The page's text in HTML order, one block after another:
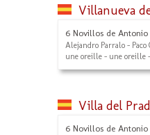
Villanueva
6 Novillos de Antonio
Alejandro Parralo - Paco
une oreille - une oreille
Villa del
6 Novillos de Antonio